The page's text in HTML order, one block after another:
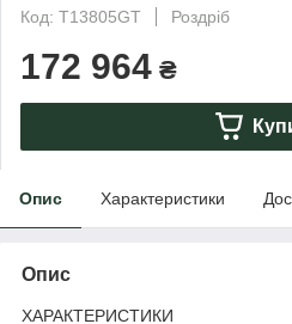
Код: T13805GT
Роздріб
172 964 ₴
Опис Характеристики
Опис
ХАРАКТЕРИСТИКИ